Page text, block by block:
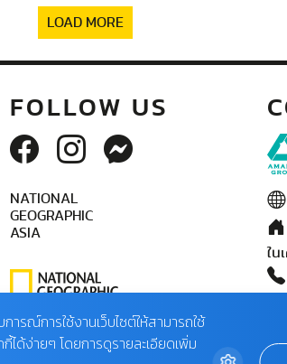
LOAD MORE
FOLLOW US
NATIONAL
GEOGRAPHIC
ASIA
ใน
ารณ์การใช้งานเว็บไซต์ให้สามารถใช้
ด้ง่ายๆ โดยการดูรายละเอียดเพิ่ม